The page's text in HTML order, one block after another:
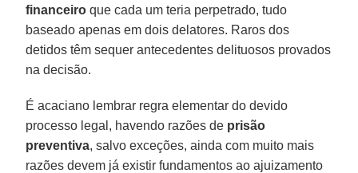
financeiro que cada um teria perpetrado, tudo
baseado apenas em dois delatores. Raros dos
detidos têm sequer antecedentes delituosos provados
na decisão.
É acaciano lembrar regra elementar do devido
processo legal, havendo razões de prisão
preventiva, salvo exceções, ainda com muito mais
razões devem já existir fundamentos ao ajuizamento